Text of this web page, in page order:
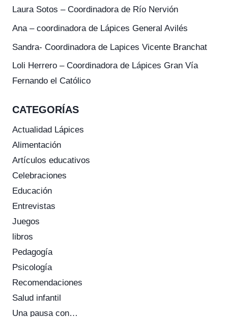
Laura Sotos – Coordinadora de Río Nervión
Ana – coordinadora de Lápices General Avilés
Sandra- Coordinadora de Lapices Vicente Branchat
Loli Herrero – Coordinadora de Lápices Gran Vía
Fernando el Católico
CATEGORÍAS
Actualidad Lápices
Alimentación
Artículos educativos
Celebraciones
Educación
Entrevistas
Juegos
libros
Pedagogía
Psicología
Recomendaciones
Salud infantil
Una pausa con…